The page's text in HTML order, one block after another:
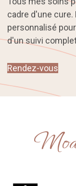
cadre d'une cure.
personnalisé
d'un suivi
Rendez-vous